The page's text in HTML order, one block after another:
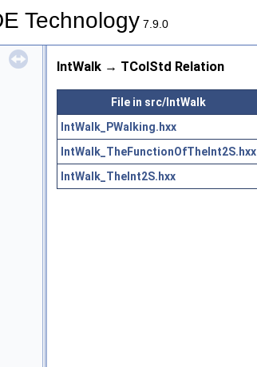
Technology 7.9.0
IntWalk → TColStd Relation
File in src/IntWalk
IntWalk_PWalking.hxx
IntWalk_TheFunctionOfTheInt2S.hxx
IntWalk_TheInt2S.hxx